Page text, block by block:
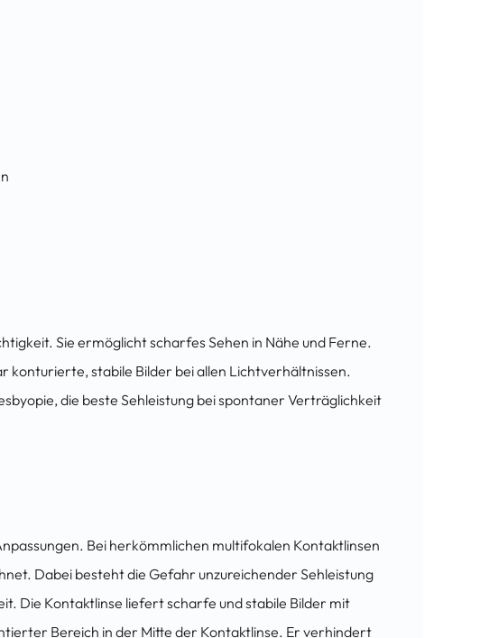
Sie ermöglicht scharfes Sehen in Nähe und Ferne.
stabile Bilder bei allen Lichtverhältnissen.
die beste Sehleistung bei spontaner Verträglichkeit
Bei herkömmlichen multifokalen Kontaktlinsen
Dabei besteht die Gefahr unzureichender Sehleistung
Die Kontaktlinse liefert scharfe und stabile Bilder mit
Bereich in der Mitte der Kontaktlinse. Er verhindert